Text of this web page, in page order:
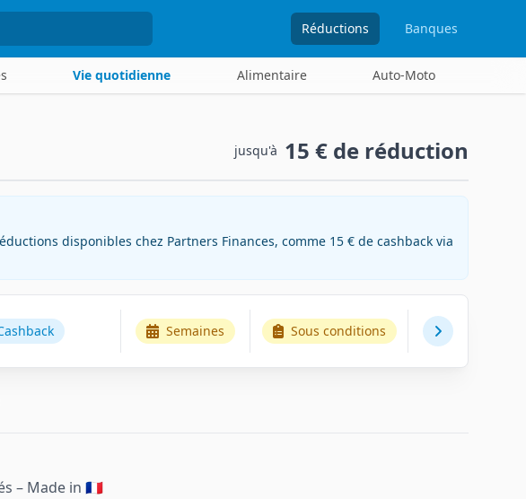
Réductions Banques
Vie quotidienne Alimentaire Auto-Moto
jusqu'à 15 € de réduction
disponibles chez Partners Finances, comme 15 € de cashback via
Semaines Sous conditions
– Made in 🇫🇷